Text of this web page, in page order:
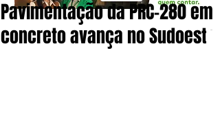
Pavimentação da PRC-280 em
concreto avança no Sudoeste